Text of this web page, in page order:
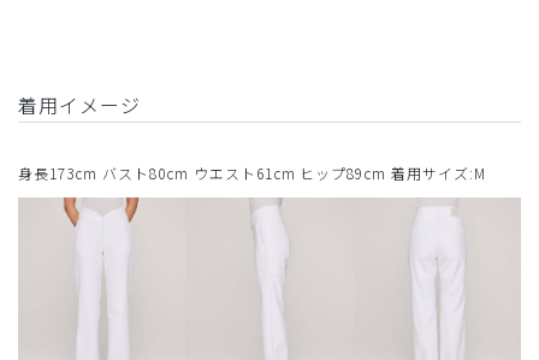
着用イメージ
身長173cm バスト80cm ウエスト61cm ヒップ89cm 着用サイズ:M